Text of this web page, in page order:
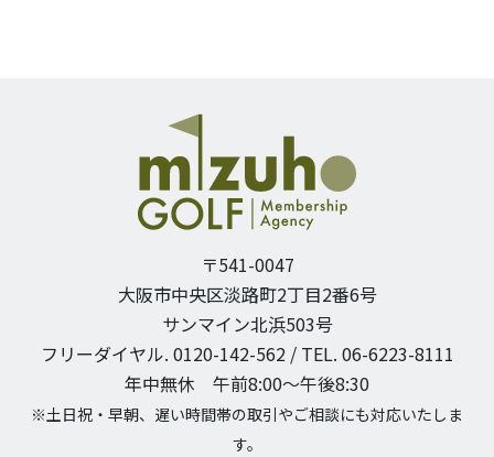
〒541-0047
大阪市中央区淡路町2丁目2番6号
サンマイン北浜503号
フリーダイヤル. 0120-142-562 / TEL. 06-6223-8111
年中無休 午前8:00〜午後8:30
※土日祝・早朝、遅い時間帯の取引やご相談にも対応いたしま
す。